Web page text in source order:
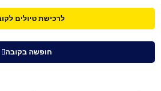
לרכישת טיולים
חופשה בקובה